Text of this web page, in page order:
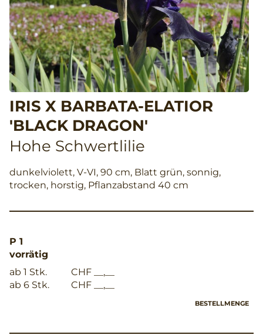
IRIS X BARBATA-ELATIOR
'BLACK DRAGON'
Hohe Schwertlilie
dunkelviolett, V-VI, 90 cm, Blatt grün, sonnig,
trocken, horstig, Pflanzabstand 40 cm
P 1
vorrätig
ab 1 Stk.
CHF __,__
ab 6 Stk.
CHF __,__
BESTELLMENGE